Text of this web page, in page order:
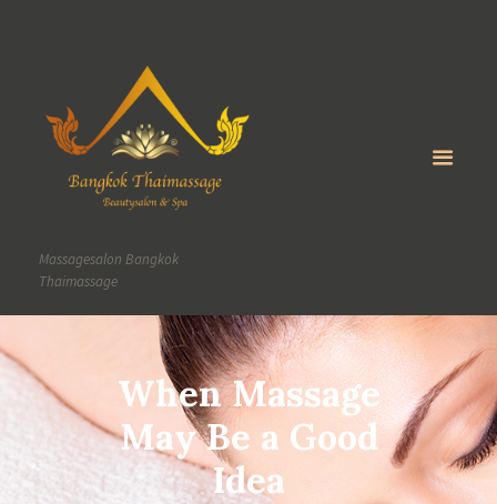
Massagesalon Bangkok
Thaimassage
When Massage
May Be a Good
Idea